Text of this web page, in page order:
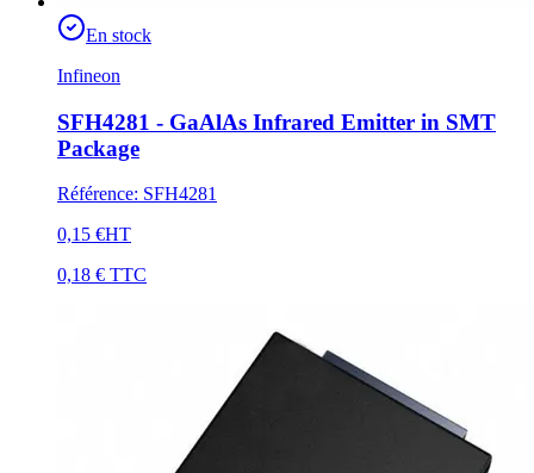
En stock
Infineon
SFH4281 - GaAlAs Infrared Emitter in SMT
Package
Référence: SFH4281
0,15 €HT
0,18 € TTC